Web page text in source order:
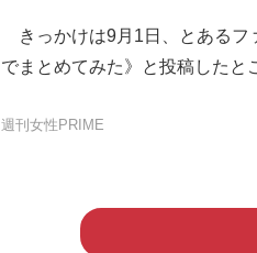
きっかけは9月1日、とあるフ
でまとめてみた》と投稿したと
週刊女性PRIME